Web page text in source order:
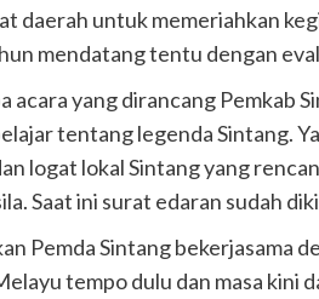
daerah untuk memeriahkan
mendatang tentu dengan
acara yang dirancang Pemkab
tentang legenda Sintang.
logat lokal Sintang yang
Saat ini surat edaran sudah
Pemda Sintang bekerjasama
tempo dulu dan masa kini